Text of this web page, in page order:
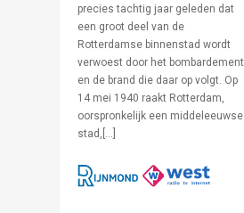
precies tachtig jaar geleden dat
een groot deel van de
Rotterdamse binnenstad wordt
verwoest door het bombardement
en de brand die daar op volgt. Op
14 mei 1940 raakt Rotterdam,
oorspronkelijk een middeleeuwse
stad,[…]